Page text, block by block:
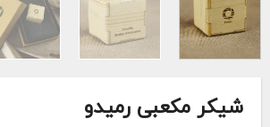
شیکر مکعبی رمیدو